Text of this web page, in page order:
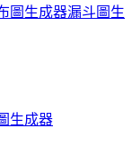
圖生成器漏斗圖生
生成器